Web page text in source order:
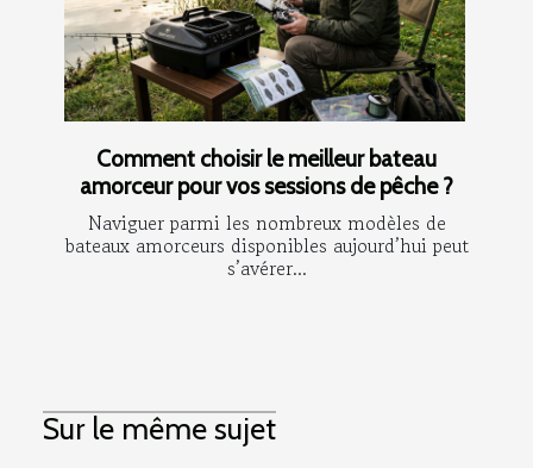
Comment choisir le meilleur bateau
amorceur pour vos sessions de pêche ?
Naviguer parmi les nombreux modèles de
bateaux amorceurs disponibles aujourd’hui peut
s’avérer...
Sur le même sujet